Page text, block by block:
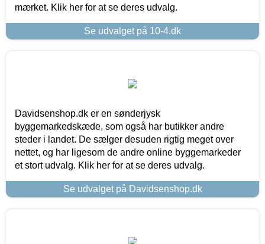
mærket. Klik her for at se deres udvalg.
Se udvalget på 10-4.dk
Davidsenshop.dk er en sønderjysk
byggemarkedskæde, som også har butikker andre
steder i landet. De sælger desuden rigtig meget over
nettet, og har ligesom de andre online byggemarkeder
et stort udvalg. Klik her for at se deres udvalg.
Se udvalget på Davidsenshop.dk